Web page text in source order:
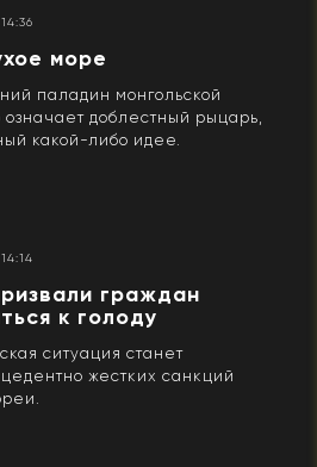
море
паладин монгольской
означает доблестный рыцарь,
какой-либо идее.
граждан
к голоду
ситуация станет
жестких санкций